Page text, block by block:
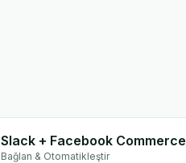
Slack + Facebook Commerce
Bağlan & Otomatikleştir